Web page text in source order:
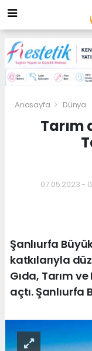
Anasayfa Dünya
Tarım
07.05.2023 -
Şanlıurfa
katkılarıyla
Gıda, Tarım ve
açtı. Şanlıurfa